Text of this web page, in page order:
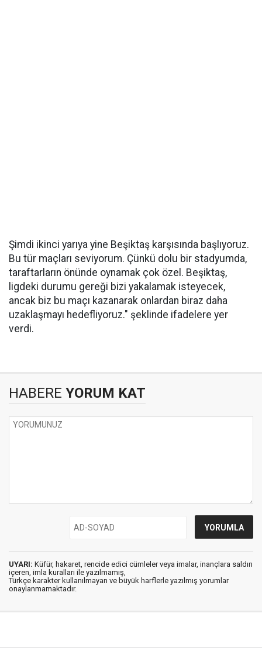
Şimdi ikinci yarıya yine Beşiktaş karşısında başlıyoruz.
Bu tür maçları seviyorum. Çünkü dolu bir stadyumda,
taraftarların önünde oynamak çok özel. Beşiktaş,
ligdeki durumu gereği bizi yakalamak isteyecek,
ancak biz bu maçı kazanarak onlardan biraz daha
uzaklaşmayı hedefliyoruz." şeklinde ifadelere yer
verdi.
HABERE YORUM KAT
UYARI: Küfür, hakaret, rencide edici cümleler veya imalar, inançlara saldırı
içeren, imla kuralları ile yazılmamış,
Türkçe karakter kullanılmayan ve büyük harflerle yazılmış yorumlar
onaylanmamaktadır.